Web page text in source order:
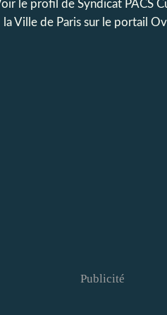
le profil de Syndicat PACS
la Ville de Paris sur le portail
Publicité